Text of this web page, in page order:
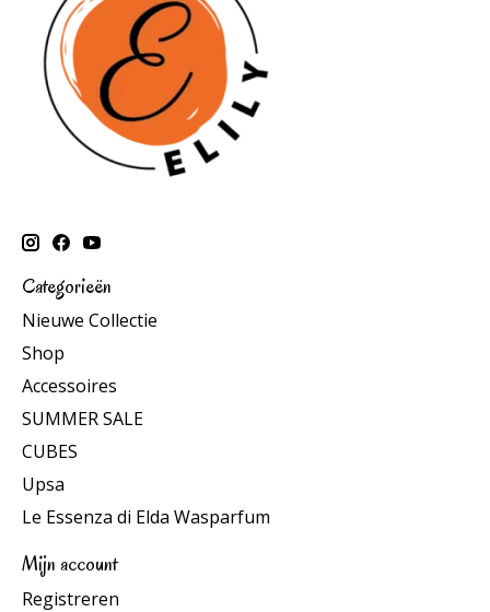
Categorieën
Nieuwe Collectie
Shop
Accessoires
SUMMER SALE
CUBES
Upsa
Le Essenza di Elda Wasparfum
Mijn account
Registreren